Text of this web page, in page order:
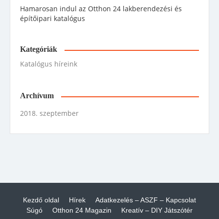
Hamarosan indul az Otthon 24 lakberendezési és
építőipari katalógus
Kategóriák
Katalógus híreink
Archívum
2018. szeptember
Kezdő oldal Hírek
Adatkezelés – ASZF – Kapcsolat
Súgó
Otthon 24 Magazin Kreatív – DIY Játszótér